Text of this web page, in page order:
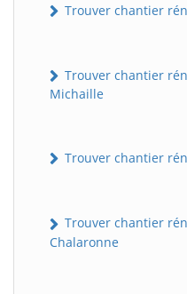
Trouver chantier
Trouver chantier
Michaille
Trouver chantier
Trouver chantier
Chalaronne